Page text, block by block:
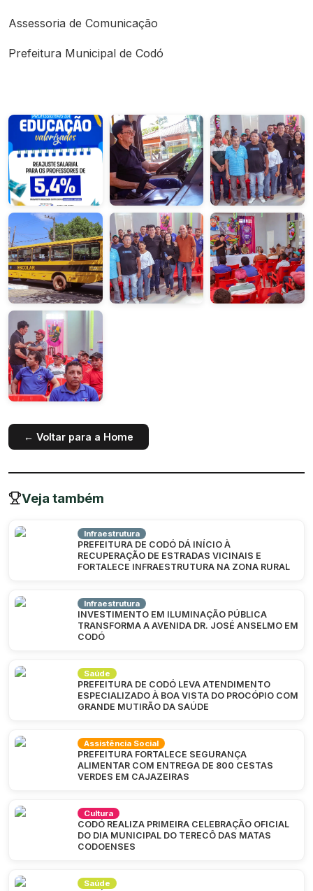
Assessoria de Comunicação
Prefeitura Municipal de Codó
← Voltar para a Home
Veja também
Infraestrutura
PREFEITURA DE CODÓ DÁ INÍCIO À
RECUPERAÇÃO DE ESTRADAS VICINAIS E
FORTALECE INFRAESTRUTURA NA ZONA RURAL
Infraestrutura
INVESTIMENTO EM ILUMINAÇÃO PÚBLICA
TRANSFORMA A AVENIDA DR. JOSÉ ANSELMO EM
CODÓ
Saúde
PREFEITURA DE CODÓ LEVA ATENDIMENTO
ESPECIALIZADO À BOA VISTA DO PROCÓPIO COM
GRANDE MUTIRÃO DA SAÚDE
Assistência Social
PREFEITURA FORTALECE SEGURANÇA
ALIMENTAR COM ENTREGA DE 800 CESTAS
VERDES EM CAJAZEIRAS
Cultura
CODÓ REALIZA PRIMEIRA CELEBRAÇÃO OFICIAL
DO DIA MUNICIPAL DO TERECÔ DAS MATAS
CODOENSES
Saúde